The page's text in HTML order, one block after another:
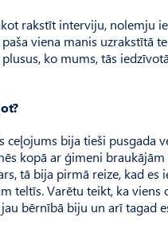
rakstīt interviju, nolemju
viena manis uzrakstītā
ko mums, tās
ceļojums bija tieši pusgada
kopā ar ģimeni
tā bija pirmā reize, kad
teltīs. Varētu teikt, ka
bērnībā biju un arī tagad